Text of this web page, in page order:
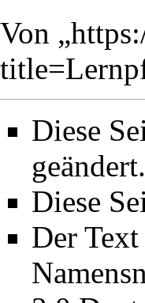
Von „
Diese
geändert.
Diese
Der